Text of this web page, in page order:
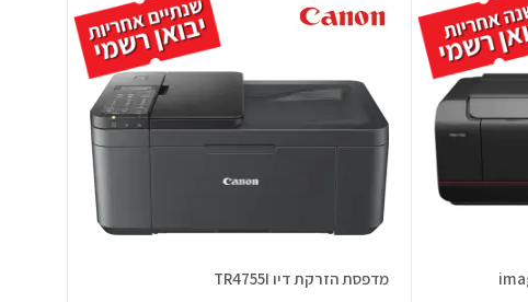
מדפסת הזרקת דיו TR4755I